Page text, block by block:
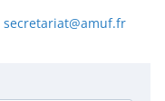
secretariat@amuf.fr